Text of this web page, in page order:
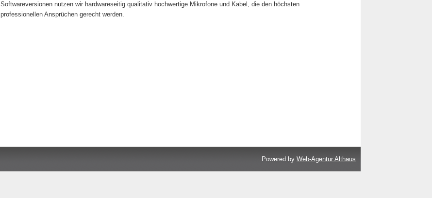
Softwareversionen nutzen wir hardwareseitig qualitativ hochwertige Mikrofone und Kabel, die den höchsten
professionellen Ansprüchen gerecht werden.
Powered by Web-Agentur Althaus